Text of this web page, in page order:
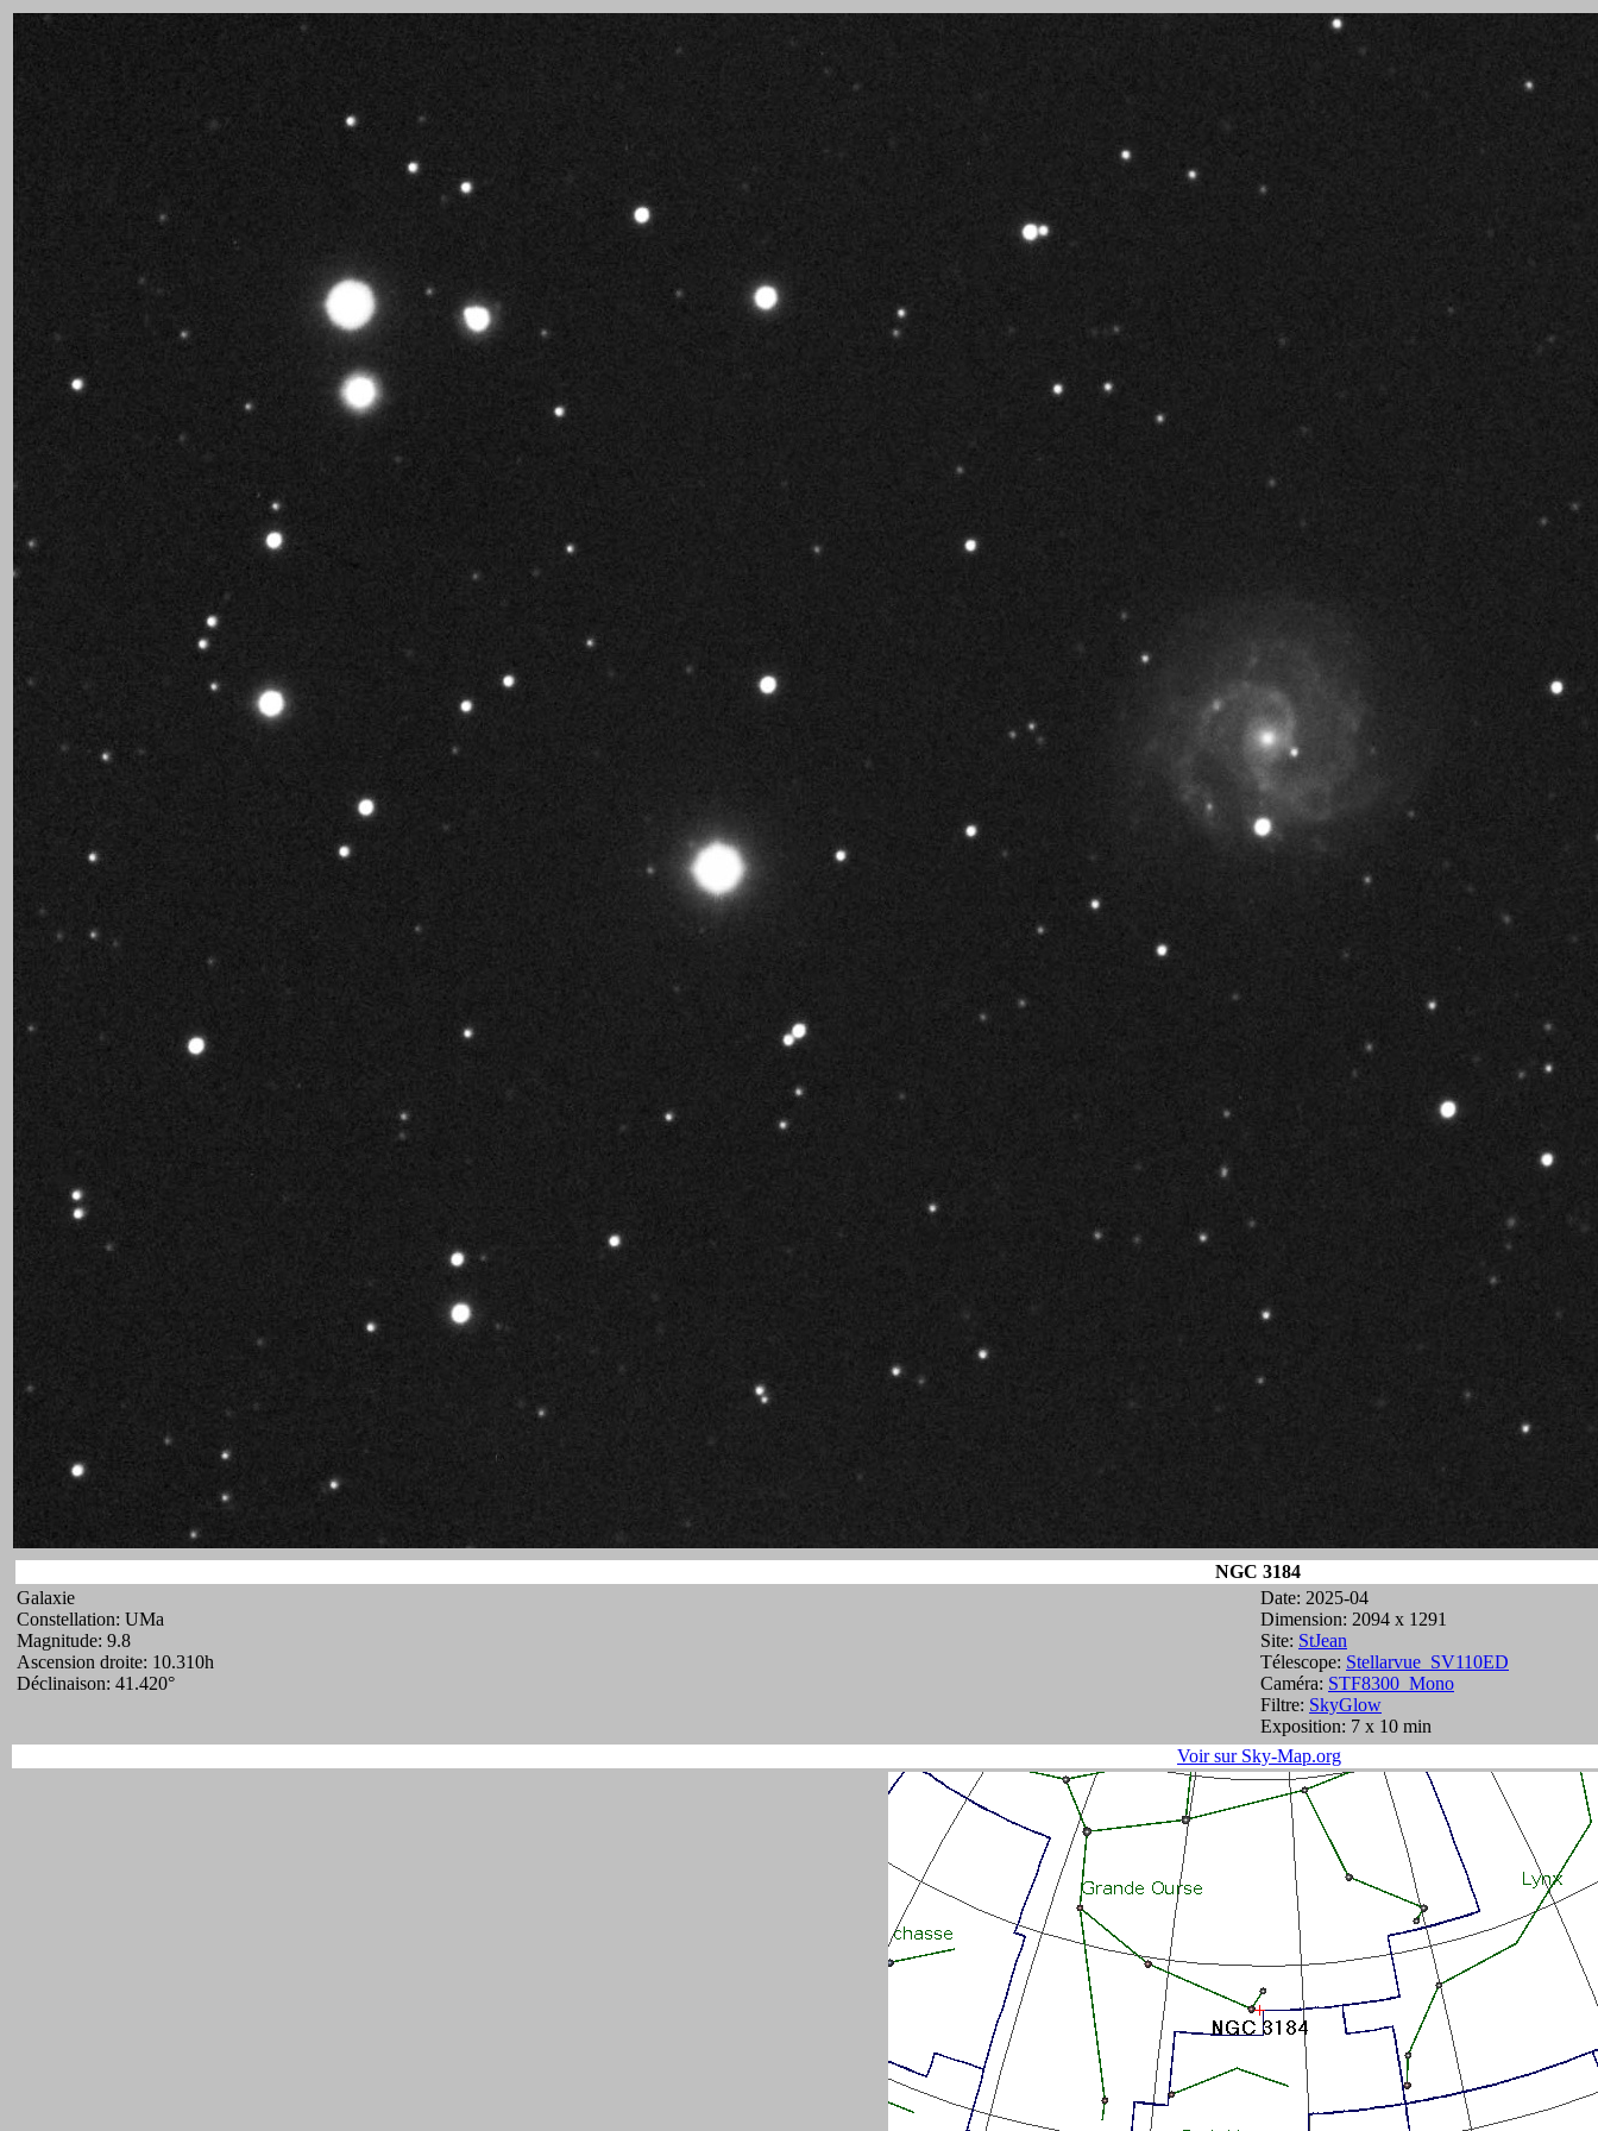
NGC 3184
Galaxie
Constellation: UMa
Magnitude: 9.8
Ascension droite: 10.310h
Déclinaison: 41.420°
Date: 2025-04
Dimension: 2094 x 1291
Site: StJean
Télescope: Stellarvue_SV110ED
Caméra: STF8300_Mono
Filtre: SkyGlow
Exposition: 7 x 10 min
Voir sur Sky-Map.org